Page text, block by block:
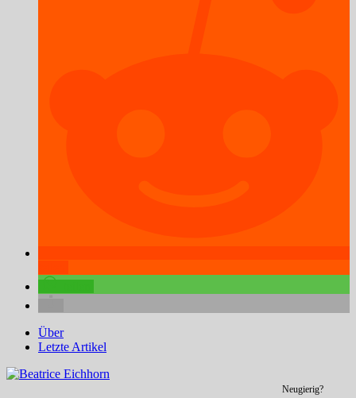
Über
Letzte Artikel
Neugierig?